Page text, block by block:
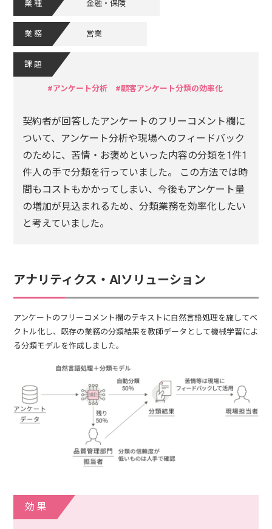
業種 金融・保険
業務 営業
課題
アンケート分析 顧客アンケート分類の効率化
契約者が回答したアンケートのフリーコメント欄に
ついて、アンケート分析や現場へのフィードバック
のために、苦情・お褒めといった内容の分類を1件1
件人の手で分類を行っていました。 この方法では時
間もコストもかかってしまい、今後もアンケート量
の増加が見込まれるため、分類業務を効率化したい
と考えていました。
アナリティクス・AIソリューション
アンケートのフリーコメント欄のテキストに自然言語処理を施してベ
クトル化し、既存の業務の分類結果を教師データとして機械学習によ
る分類モデルを作成しました。
効果